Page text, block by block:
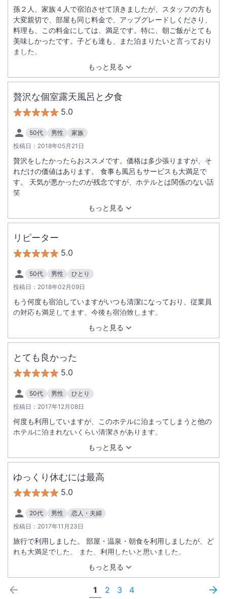
もっと見る
孫２人、家族４人で宿泊させて頂きましたが、スタッフの方も
大変親切で、部屋も同じ料金で、アップグレードしくださり、
料理も、この料金にしては、満足です。特に、朝ご飯がとても
美味しかったです。子ども達も、また泊まりたいと言っており
ました。
贅沢な個室露天風呂と夕食
5.0
50代 男性
家族
投稿日： 2018年05月21日
もっと見る
贅沢をしたかったらおススメです。価格は多少張りますが、そ
れだけの価値はあります。 食事も風呂もサービスも大満足で
す。 天気が悪かったのが残念ですが、ホテルとは関係のない話
笑
リピーター
5.0
50代 男性
ひとり
投稿日： 2018年02月09日
もっと見る
もう何度も宿泊していますがいつも清潔になっており、従業員
の対応も満足してます。今後も宿泊致します。
とても良かった
5.0
50代 男性
ひとり
投稿日： 2017年12月08日
もっと見る
何度も利用していますが、このホテルに泊まってしまうと他の
ホテルに泊まれないくらい清潔さがあります。
ゆっくり休むには最高
5.0
20代 男性
恋人・夫婦
投稿日： 2017年11月23日
もっと見る
旅行で利用しました。 部屋・温泉・朝食を利用しましたが、ど
れも大満足でした。 また、利用したいと思いました。
1 2 3 4